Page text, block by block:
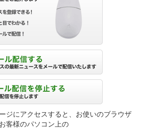
ジにアクセスすると、お使いのブラウザ
客様のパソコン上の